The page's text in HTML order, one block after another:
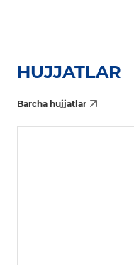
HUJJATLAR
Barcha hujjatlar